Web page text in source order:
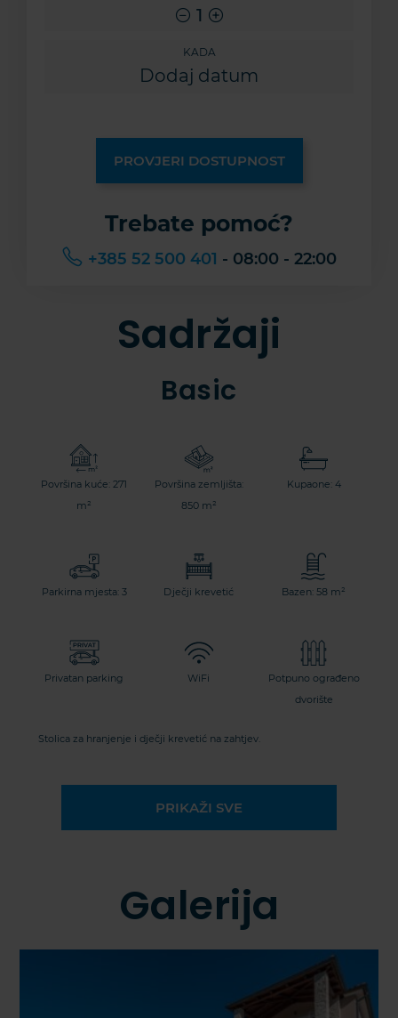
1
KADA
PROVJERI DOSTUPNOST
Trebate pomoć?
+385 52 500 401 - 08:00 - 22:00
Sadržaji
Basic
Površina kuće: 271
m²
Površina zemljišta:
850 m²
Kupaone: 4
Parkirna mjesta: 3 Dječji krevetić Bazen: 58 m²
Privatan parking WiFi
Potpuno ograđeno
dvorište
Stolica za hranjenje i dječji krevetić na zahtjev.
PRIKAŽI SVE
Galerija